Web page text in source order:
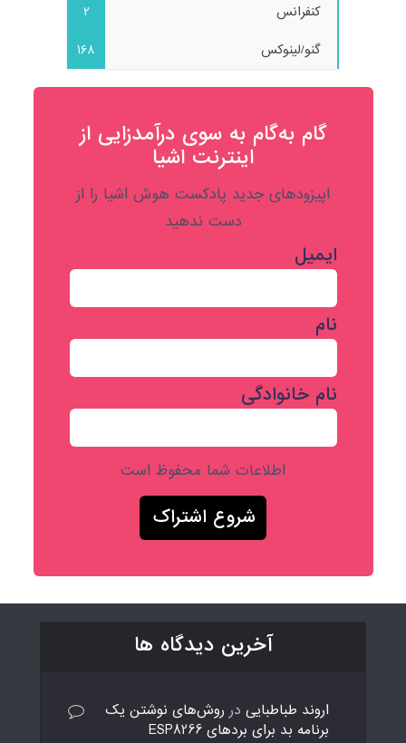
کنفرانس
2
گنو/لینوکس
168
گام به‌گام به‌ سوی درآمدزایی از
اینترنت اشیا
اپیزودهای جدید پادکست هوش اشیا را از
دست ندهید
ایمیل
نام
نام خانوادگی
اطلاعات شما محفوظ است
آخرین دیدگاه ها
اروند طباطبایی در روش‌های نوشتن یک
برنامه بد برای بردهای ESP8266